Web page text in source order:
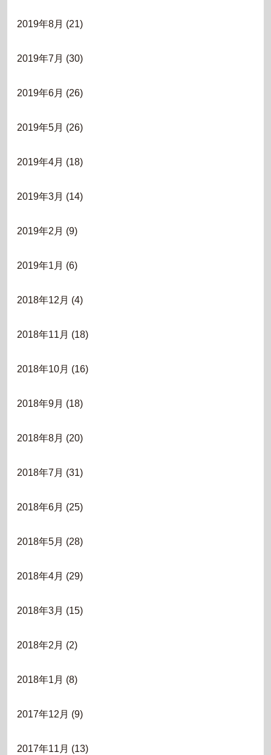
2019年8月 (21)
2019年7月 (30)
2019年6月 (26)
2019年5月 (26)
2019年4月 (18)
2019年3月 (14)
2019年2月 (9)
2019年1月 (6)
2018年12月 (4)
2018年11月 (18)
2018年10月 (16)
2018年9月 (18)
2018年8月 (20)
2018年7月 (31)
2018年6月 (25)
2018年5月 (28)
2018年4月 (29)
2018年3月 (15)
2018年2月 (2)
2018年1月 (8)
2017年12月 (9)
2017年11月 (13)